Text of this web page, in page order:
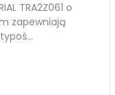
TRA2Z061 o
zapewniają